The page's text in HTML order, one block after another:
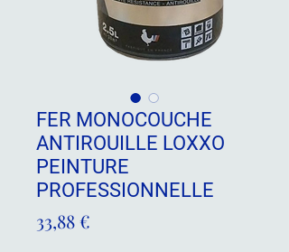
FER MONOCOUCHE
ANTIROUILLE LOXXO
PEINTURE
PROFESSIONNELLE
33,88 €